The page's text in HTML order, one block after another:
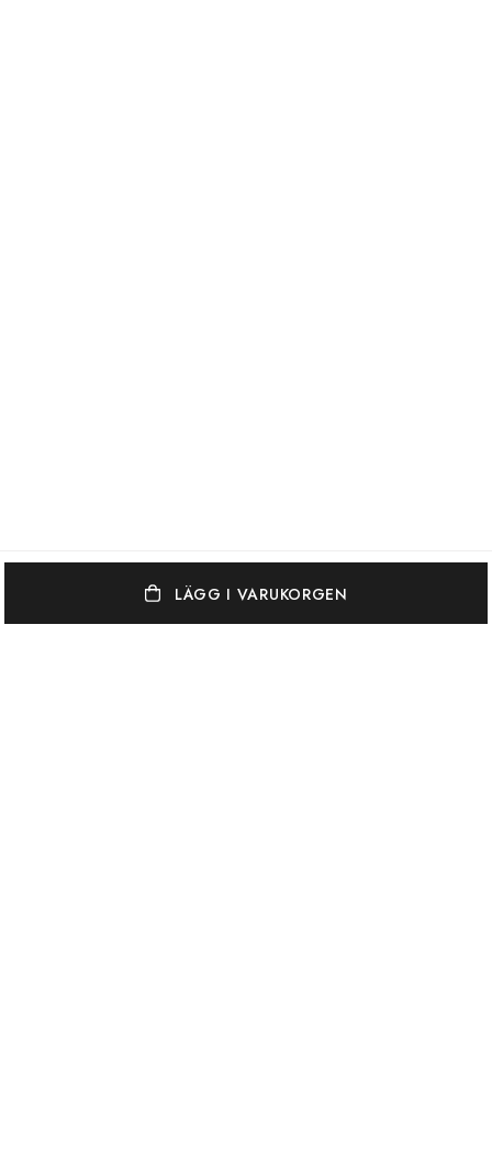
LÄGG I VARUKORGEN